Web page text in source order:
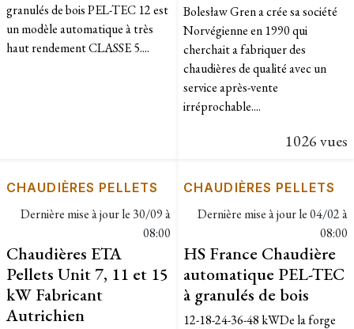
granulés de bois PEL-TEC 12 est
un modèle automatique à très
haut rendement CLASSE 5....
Bolesław Gren a crée sa société
Norvégienne en 1990 qui
cherchait a fabriquer des
chaudières de qualité avec un
service après-vente
irréprochable....
1026 vues
CHAUDIÈRES PELLETS
Dernière mise à jour le 30/09 à
08:00
Chaudières ETA
Pellets Unit 7, 11 et 15
kW Fabricant
Autrichien
CHAUDIÈRES PELLETS
Dernière mise à jour le04/02 à
08:00
HS France Chaudière
automatique PEL-TEC
à granulés de bois
12-18-24-36-48 kWDe la forge